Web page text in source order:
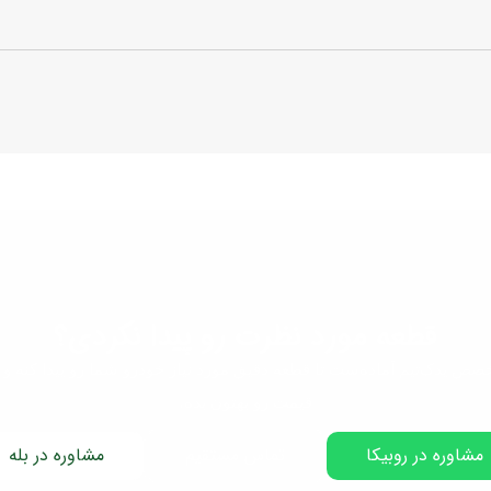
مشاوره در روبیکا مشاوره در بله